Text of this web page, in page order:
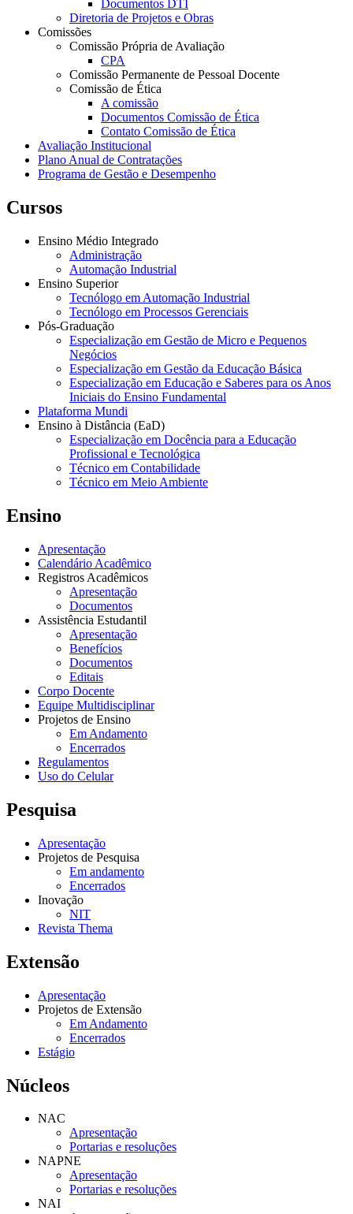
Documentos DTI
Diretoria de Projetos e Obras
Comissões
Comissão Própria de Avaliação
CPA
Comissão Permanente de Pessoal Docente
Comissão de Ética
A comissão
Documentos Comissão de Ética
Contato Comissão de Ética
Avaliação Institucional
Plano Anual de Contratações
Programa de Gestão e Desempenho
Cursos
Ensino Médio Integrado
Administração
Automação Industrial
Ensino Superior
Tecnólogo em Automação Industrial
Tecnólogo em Processos Gerenciais
Pós-Graduação
Especialização em Gestão de Micro e Pequenos
Negócios
Especialização em Gestão da Educação Básica
Especialização em Educação e Saberes para os Anos
Iniciais do Ensino Fundamental
Plataforma Mundi
Ensino à Distância (EaD)
Especialização em Docência para a Educação
Profissional e Tecnológica
Técnico em Contabilidade
Técnico em Meio Ambiente
Ensino
Apresentação
Calendário Acadêmico
Registros Acadêmicos
Apresentação
Documentos
Assistência Estudantil
Apresentação
Benefícios
Documentos
Editais
Corpo Docente
Equipe Multidisciplinar
Projetos de Ensino
Em Andamento
Encerrados
Regulamentos
Uso do Celular
Pesquisa
Apresentação
Projetos de Pesquisa
Em andamento
Encerrados
Inovação
NIT
Revista Thema
Extensão
Apresentação
Projetos de Extensão
Em Andamento
Encerrados
Estágio
Núcleos
NAC
Apresentação
Portarias e resoluções
NAPNE
Apresentação
Portarias e resoluções
NAI